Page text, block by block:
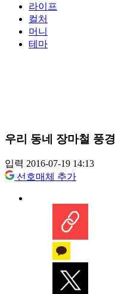
라이프
컬처
머니
테마
우리 동네 장마철 풍경
입력 2016-07-19 14:13
선호매체 추가